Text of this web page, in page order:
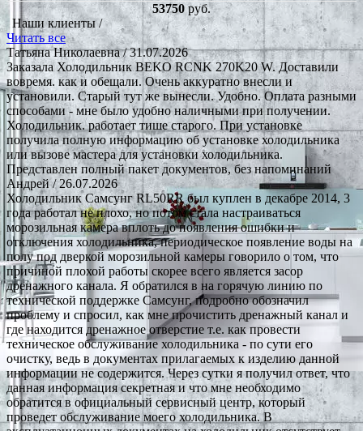
53750руб.
Наши клиенты /
Читать все
Татьяна Николаевна/ 31.07.2026
Заказала Холодильник BEKO RCNK 270K20 W. Доставили
вовремя. как и обещали. Очень аккуратно внесли и
установили. Старый тут же вынесли. Удобно. Оплата разными
способами - мне было удобно наличными при получении.
Холодильник. работает тише старого. При установке
получила полную информацию об установке холодильника
или вызове мастера для установки холодильника.
Представлен полный пакет документов, без напоминаний
Андрей/ 26.07.2026
Холодильник Самсунг RL50RR был куплен в декабре 2014, 3
года работал не плохо, но потом стала настраиваться
морозильная камера вплоть до появления ошибки и
отключения холодильника, периодическое появление воды на
полу под дверкой морозильной камеры говорило о том, что
причиной плохой работы скорее всего является засор
дренажного канала. Я обратился в на горячую линию по
технической поддержке Самсунг, подробно обозначил
проблему и спросил, как мне прочистить дренажный канал и
где находится дренажное отверстие т.е. как провести
техническое обслуживание холодильника - по сути его
очистку, ведь в документах прилагаемых к изделию данной
информации не содержится. Через сутки я получил ответ, что
данная информация секретная и что мне необходимо
обратится в официальный сервисный центр, который
проведет обслуживание моего холодильника. В